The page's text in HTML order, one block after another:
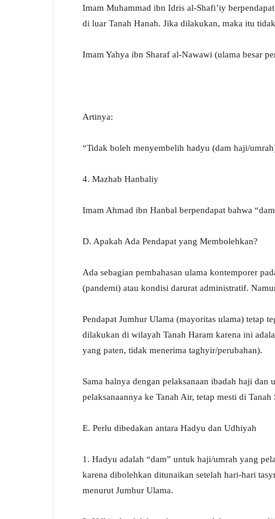
Imam Muhammad ibn Idris al-Shafi’iy
di luar Tanah Hanah. Jika dilakukan, maka itu
Imam Yahya ibn Sharaf al-Nawawi (ulama besar
Artinya:
“Tidak boleh menyembelih hadyu (dam haji/
4. Mazhab Hanbaliy
Imam Ahmad ibn Hanbal berpendapat bahwa
D. Apakah Ada Pendapat yang Membolehkan?
Ada sebagian pembahasan ulama kontemporer
(pandemi) atau kondisi darurat administratif.
Pendapat Jumhur Ulama (mayoritas ulama) tetap
dilakukan di wilayah Tanah Haram karena ini
yang paten, tidak menerima taghyir/perubahan).
Sama halnya dengan pelaksanaan ibadah haji
pelaksanaannya ke Tanah Air, tetap mesti di
E. Perlu dibedakan antara Hadyu dan Udhiyah
1. Hadyu adalah “dam” untuk haji/umrah yang
karena dibolehkan ditunaikan setelah hari-hari
menurut Jumhur Ulama.